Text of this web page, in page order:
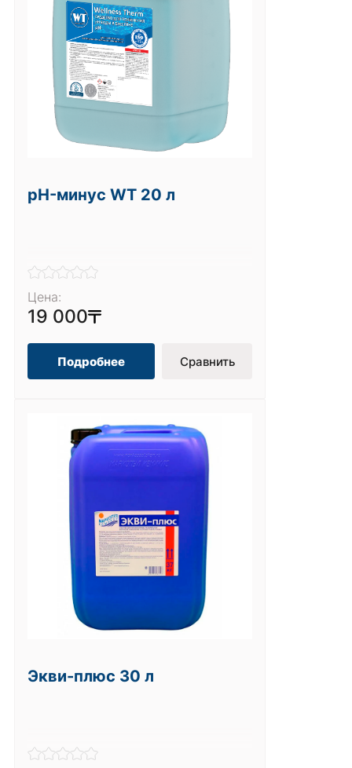
pH-минус WT 20 л
Цена:
19 000
Подробнее Сравнить
Экви-плюс 30 л